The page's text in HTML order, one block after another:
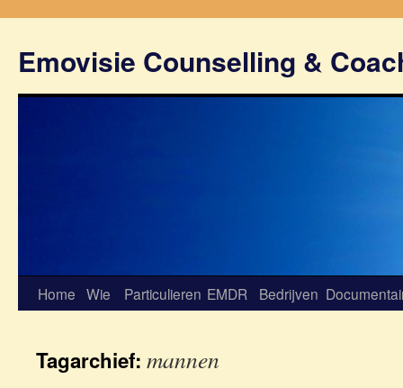
Emovisie Counselling &
Home Wie Particulieren EMDR Bedrijven
Tagarchief: mannen